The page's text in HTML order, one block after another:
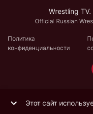
Wrestling
Official Russian
Политика
конфиденциальности
Этот сайт